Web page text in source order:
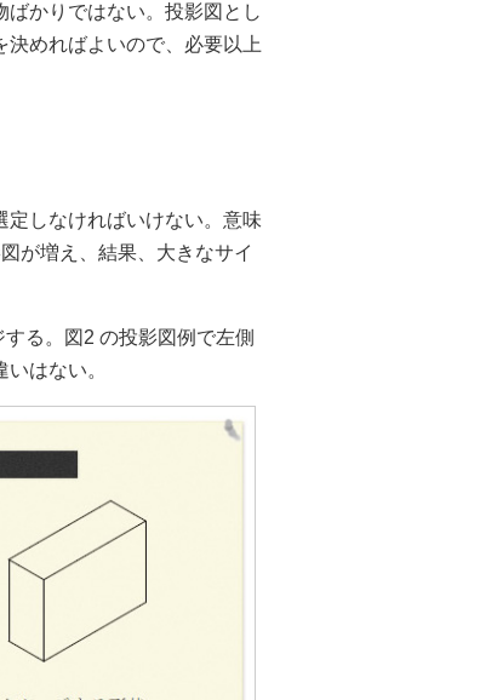
かりではない。投影図とし
めればよいので、必要以上
定しなければいけない。意味
が増え、結果、大きなサイ
る。図2 の投影図例で左側
はない。